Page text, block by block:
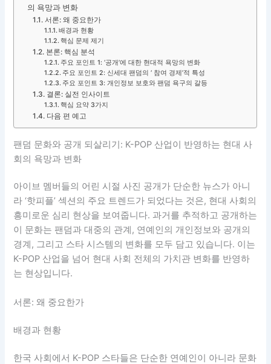
의 욕망과 변화
서론: 왜 중요한가
배경과 현황
핵심 문제 제기
본론: 핵심 분석
주요 포인트 1: ‘공개’에 대한 현대적 욕망의 변화
주요 포인트 2: 신세대 팬덤의 ‘ 참여 경제’적 특성
주요 포인트 3: 개인정보 보호와 팬덤 욕구의 갈등
결론: 실전 인사이트
핵심 요약 3가지
다음 편 예고
팬덤 문화와 공개 되살리기: K-POP 산업이 반영하는 현대 사
회의 욕망과 변화
아이브 멤버들의 어린 시절 사진 공개가 단순한 뉴스가 아니
라 ‘핫피플’ 섹션의 주요 트렌드가 되었다는 것은, 현대 사회의
흥미로운 심리 현상을 보여줍니다. 과거를 추적하고 공개하는
이 문화는 팬덤과 대중의 관계, 연예인의 개인정보와 공개의
경계, 그리고 스타 시스템의 변화를 모두 담고 있습니다. 이는
K-POP 산업을 넘어 현대 사회 전체의 가치관 변화를 반영하
는 현상입니다.
서론: 왜 중요한가
배경과 현황
한국 사회에서 K-POP 스타들은 단순한 연예인이 아니라 문화